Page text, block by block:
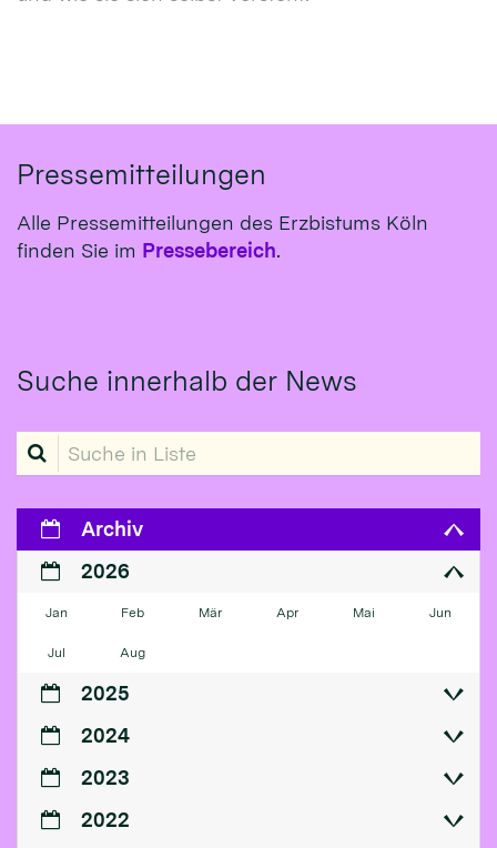
Pressemitteilungen
Alle Pressemitteilungen des Erzbistums Köln
finden Sie im Pressebereich.
Suche innerhalb der News
Suche in Liste
Archiv
2026
Jan Feb Mär Apr Mai Jun
Jul Aug
2025
2024
2023
2022